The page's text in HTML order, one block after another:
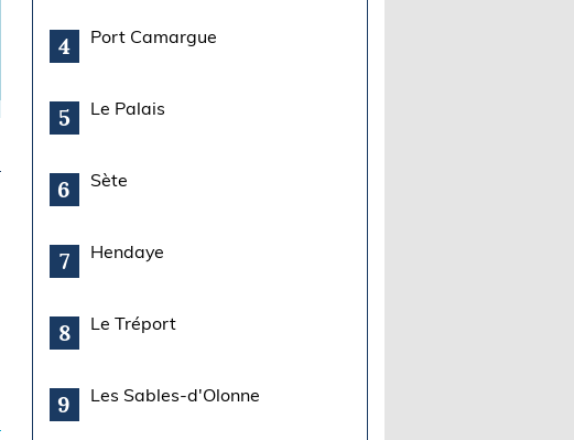
4 Port Camargue
5 Le Palais
6 Sète
7 Hendaye
8 Le Tréport
9 Les Sables-d'Olonne